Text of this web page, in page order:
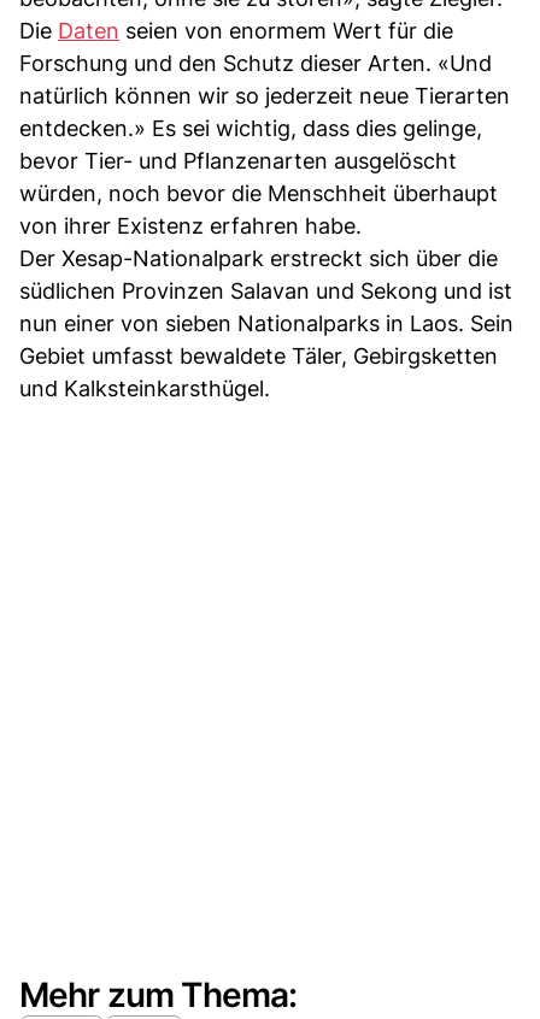
Die Daten seien von enormem Wert für die
Forschung und den Schutz dieser Arten. «Und
natürlich können wir so jederzeit neue Tierarten
entdecken.» Es sei wichtig, dass dies gelinge,
bevor Tier- und Pflanzenarten ausgelöscht
würden, noch bevor die Menschheit überhaupt
von ihrer Existenz erfahren habe.
Der Xesap-Nationalpark erstreckt sich über die
südlichen Provinzen Salavan und Sekong und ist
nun einer von sieben Nationalparks in Laos. Sein
Gebiet umfasst bewaldete Täler, Gebirgsketten
und Kalksteinkarsthügel.
Mehr zum Thema: